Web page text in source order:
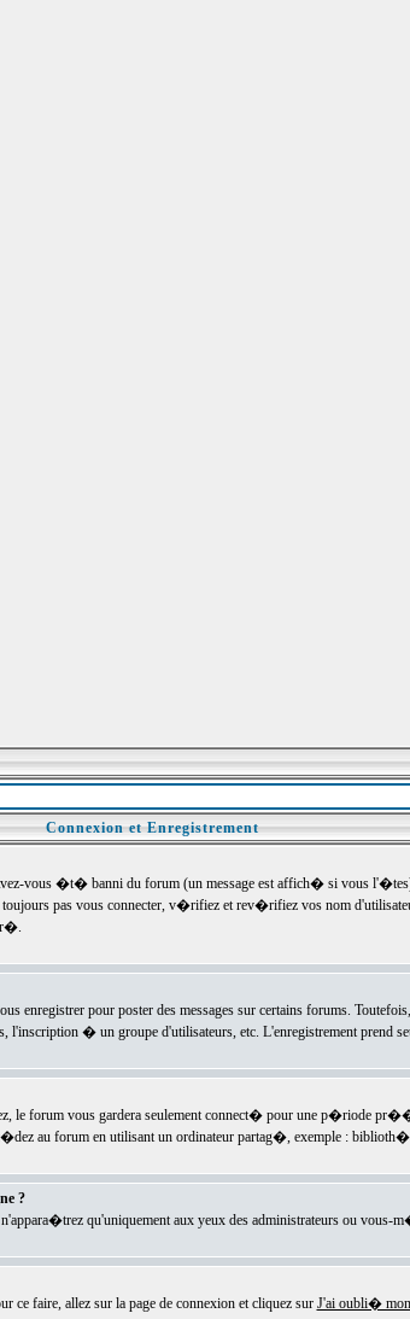
Connexion et Enregistrement
vous �t� banni du forum (un message est affich� si vous
pas vous connecter, v�rifiez et rev�rifiez vos nom
enregistrer pour poster des messages sur certains forums.
� un groupe d'utilisateurs, etc. L'enregistrement prend
le forum vous gardera seulement connect� pour une p�riode
au forum en utilisant un ordinateur partag�, exemple :
?
qu'uniquement aux yeux des administrateurs ou vous-
faire, allez sur la page de connexion et cliquez sur J'ai oubli� mon